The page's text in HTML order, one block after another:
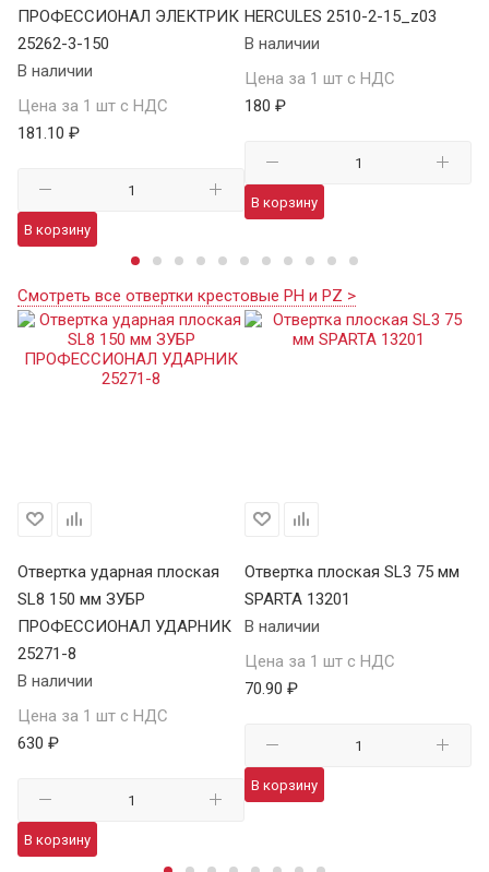
ПРОФЕССИОНАЛ ЭЛЕКТРИК
25262-3-150
В наличии
Цена за 1 шт с НДС
181.10 ₽
В корзину
HERCULES 2510-2-15_z03
В наличии
Цена за 1 шт с НДС
180 ₽
В корзину
Смотреть все отвертки крестовые PH и PZ >
Отвертка ударная плоская
SL8 150 мм ЗУБР
ПРОФЕССИОНАЛ УДАРНИК
25271-8
В наличии
Цена за 1 шт с НДС
630 ₽
В корзину
Отвертка плоская SL3 75 мм
SPARTA 13201
В наличии
Цена за 1 шт с НДС
70.90 ₽
В корзину